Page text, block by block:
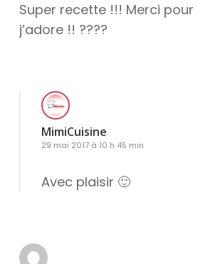
Super recette !!! Merci
j’adore !! ????
MimiCuisine
29 mai 2017 à 10 h 45 min
Avec plaisir 🙂